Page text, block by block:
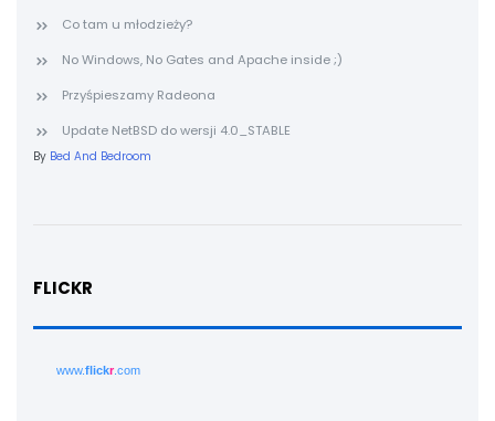
Co tam u młodzieży?
No Windows, No Gates and Apache inside ;)
Przyśpieszamy Radeona
Update NetBSD do wersji 4.0_STABLE
By Bed And Bedroom
FLICKR
www.flickr.com